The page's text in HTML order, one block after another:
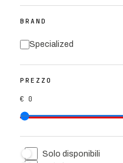
BRAND
Specialized
PREZZO
€ 0
Solo disponibili